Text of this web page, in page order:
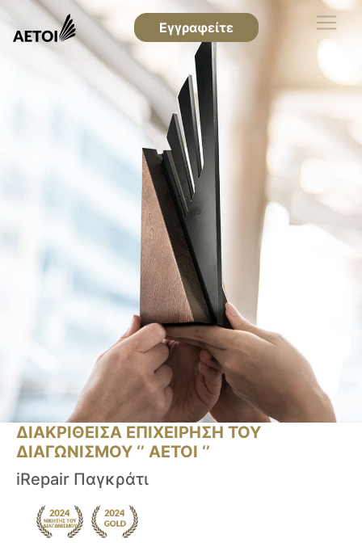
Εγγραφείτε
ΔΙΑΚΡΙΘΕΙΣΑ ΕΠΙΧΕΙΡΗΣΗ ΤΟΥ
ΔΙΑΓΩΝΙΣΜΟΥ ‘’ ΑΕΤΟΙ ‘’
iRepair Παγκράτι